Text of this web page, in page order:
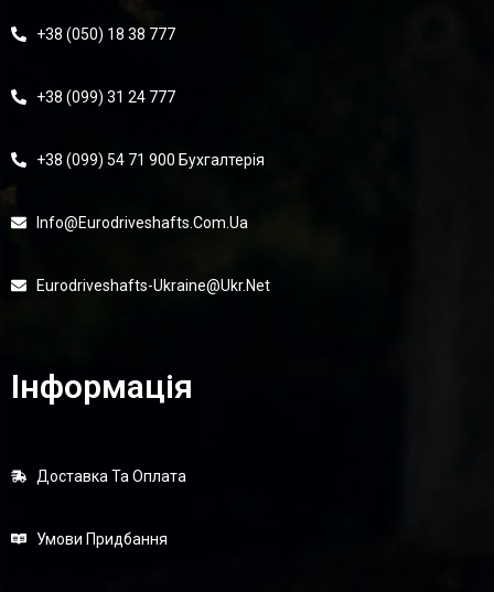
+38 (050) 18 38 777
+38 (099) 31 24 777
+38 (099) 54 71 900 Бухгалтерія
Info@eurodriveshafts.com.ua
Eurodriveshafts-Ukraine@ukr.net
Інформація
Доставка Та Оплата
Умови Придбання